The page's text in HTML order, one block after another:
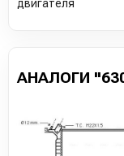
двигателя
АНАЛОГИ